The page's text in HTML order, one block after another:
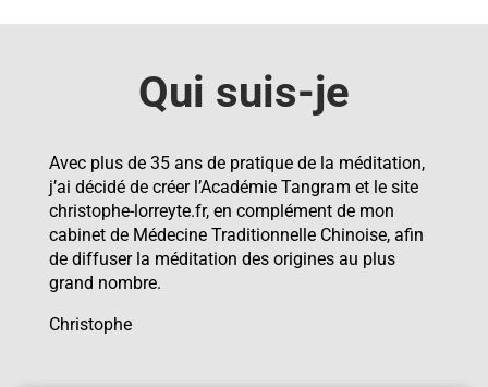
Qui suis-je
Avec plus de 35 ans de pratique de la méditation,
j’ai décidé de créer l’Académie Tangram et le site
christophe-lorreyte.fr, en complément de mon
cabinet de Médecine Traditionnelle Chinoise, afin
de diffuser la méditation des origines au plus
grand nombre.
Christophe